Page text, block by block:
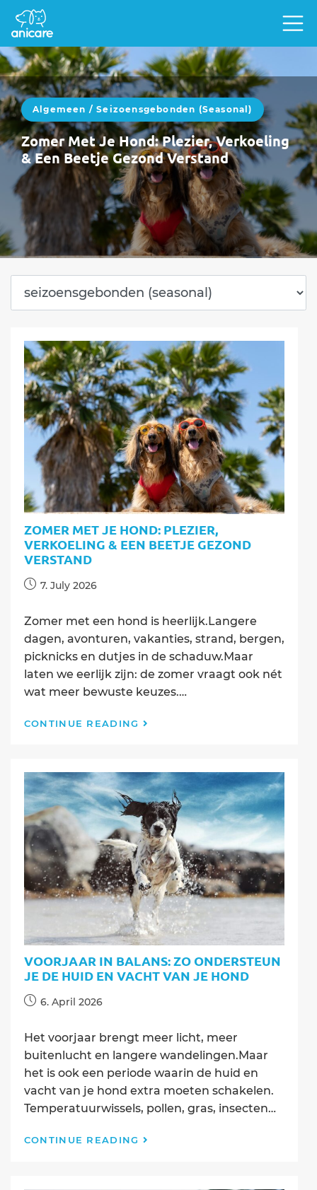
Algemeen /Seizoensgebonden (seasonal)
Zomer Met Je Hond: Plezier, Verkoeling
& Een Beetje Gezond Verstand
Zomer met een hond is heerlijk.Langere
dagen, avonturen, vakanties, strand, bergen,
picknicks en dutjes in de schaduw.Maar laten
we eerlijk…
ZOMER MET JE HOND: PLEZIER,
VERKOELING & EEN BEETJE GEZOND
VERSTAND
Post7. July 2026
Zomer met een hond is heerlijk.Langere
dagen, avonturen, vakanties, strand, bergen,
picknicks en dutjes in de schaduw.Maar
laten we eerlijk zijn: de zomer vraagt ook nét
wat meer bewuste keuzes.…
CONTINUE READING
plezier,
verkoeling
&
een
beetje
gezond
verstand
VOORJAAR IN BALANS: ZO ONDERSTEUN
JE DE HUID EN VACHT VAN JE HOND
Post6. April 2026
Het voorjaar brengt meer licht, meer
buitenlucht en langere wandelingen.Maar
het is ook een periode waarin de huid en
vacht van je hond extra moeten schakelen.
Temperatuurwissels, pollen, gras, insecten…
CONTINUE READING